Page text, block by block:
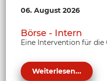
06. August 2026
Börse - Intern
Eine Intervention für die
Weiterlesen...